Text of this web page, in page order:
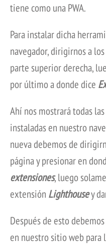
tiene como una PWA.
Para instalar dicha
navegador, dirigirnos a
parte superior derecha,
por último a donde dice
Ahí nos mostrará todas
instaladas en nuestro
nueva debemos de
página y presionar en
extensiones, luego
extensión Lighthousey
Después de esto
en nuestro sitio web para